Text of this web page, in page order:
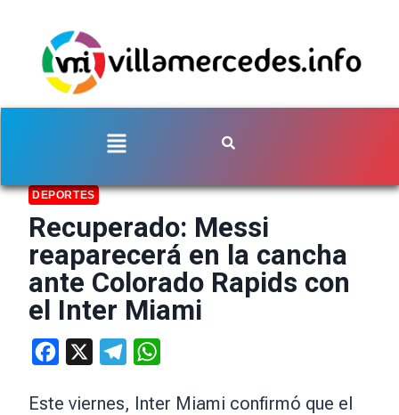
DEPORTES
Recuperado: Messi
reaparecerá en la cancha
ante Colorado Rapids con
el Inter Miami
Facebook Telegram
Este viernes, Inter Miami confirmó que el